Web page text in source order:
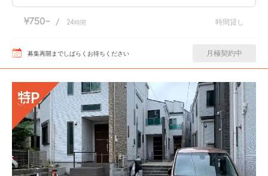
¥750 / 24時間 時間貸し
募集再開までしばらくお待ちください 月極契約中